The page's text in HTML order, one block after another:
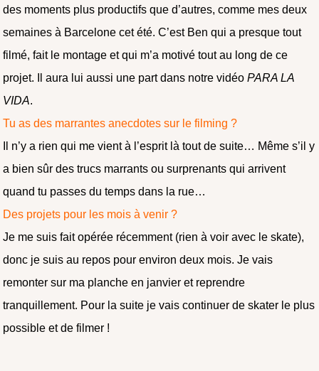
des moments plus productifs que d’autres, comme mes deux
semaines à Barcelone cet été. C’est Ben qui a presque tout
filmé, fait le montage et qui m’a motivé tout au long de ce
projet. Il aura lui aussi une part dans notre vidéoPARA LA
VIDA.
Tu as des marrantes anecdotes sur le filming ?
Il n’y a rien qui me vient à l’esprit là tout de suite… Même s’il y
a bien sûr des trucs marrants ou surprenants qui arrivent
quand tu passes du temps dans la rue…
Des projets pour les mois à venir ?
Je me suis fait opérée récemment (rien à voir avec le skate),
donc je suis au repos pour environ deux mois. Je vais
remonter sur ma planche en janvier et reprendre
tranquillement. Pour la suite je vais continuer de skater le plus
possible et de filmer !